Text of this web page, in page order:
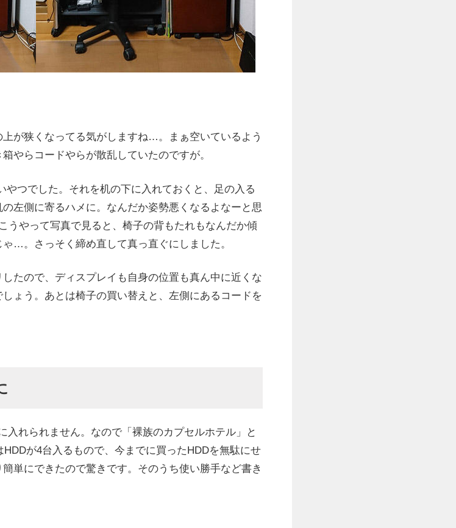
が狭くなってる気がしますね…。まぁ空いているよう
やらコードやらが散乱していたのですが。
つでした。それを机の下に入れておくと、足の入る
左側に寄るハメに。なんだか姿勢悪くなるよなーと思
うやって写真で見ると、椅子の背もたれもなんだか傾
…。さっそく締め直して真っ直ぐにしました。
たので、ディスプレイも自身の位置も真ん中に近くな
ょう。あとは椅子の買い替えと、左側にあるコードを
入れられません。なので「裸族のカプセルホテル」と
が4台入るもので、今までに買ったHDDを無駄にせ
単にできたので驚きです。そのうち使い勝手など書き